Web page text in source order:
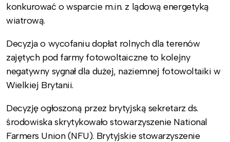
konkurować o wsparcie m.in. z lądową energetyką
wiatrową.
Decyzja o wycofaniu dopłat rolnych dla terenów
zajętych pod farmy fotowoltaiczne to kolejny
negatywny sygnał dla dużej, naziemnej fotowoltaiki w
Wielkiej Brytanii.
Decyzję ogłoszoną przez brytyjską sekretarz ds.
środowiska skrytykowało stowarzyszenie National
Farmers Union (NFU). Brytyjskie stowarzyszenie